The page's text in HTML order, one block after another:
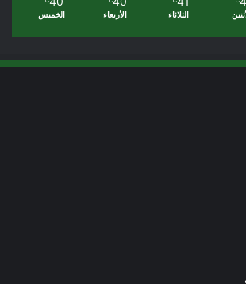
الثلاثاء الأربعاء الخميس